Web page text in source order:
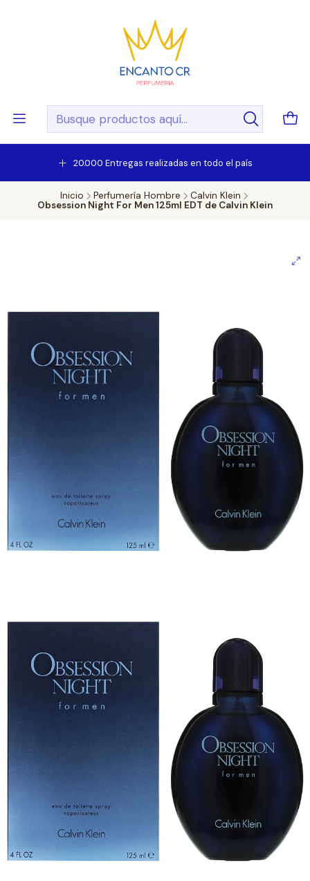
20.000 Entregas realizadas en todo el país
Inicio Perfumería Hombre
Calvin Klein
Obsession Night For Men 125ml EDT de Calvin Klein